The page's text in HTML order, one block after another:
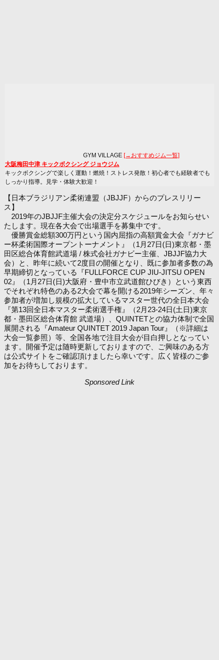
GYM VILLAGE [→おすすめジム一覧]
大阪梅田中津 キックボクシング ジョウジム
キックボクシングで楽しく運動！燃焼！ストレス発散！初心者でも経験者でも
しっかり指導。見学・体験大歓迎！
【日本ブラジリアン柔術連盟（JBJJF）からのプレスリリー
ス】
2019年のJBJJF主催大会の決定分スケジュールをお知らせい
たします。現在各大会で出場選手を募集中です。
優勝賞金総額300万円という国内屈指の高額賞金大会『ガナビ
ー杯柔術国際オープントーナメント』（1月27日(日)東京都・墨
田区総合体育館武道場 / 株式会社ガナビー主催、JBJJF協力大
会）と、昨年に続いて2度目の開催となり、既に参加者多数の為
早期締切となっている『FULLFORCE CUP JIU-JITSU OPEN
02』（1月27日(日)大阪府・豊中市立武道館ひびき）という東西
でそれぞれ特色のある2大会で幕を開ける2019年シーズン、年々
参加者が増加し規模の拡大しているマスター世代の全日本大会
『第13回全日本マスター柔術選手権』（2月23-24日(土日)東京
都・墨田区総合体育館 武道場）、QUINTETとの協力体制で全国
展開される『Amateur QUINTET 2019 Japan Tour』（※詳細は
大会一覧参照）等、全国各地で注目大会が目白押しとなってい
ます。開催予定は随時更新しておりますので、ご興味のある方
は公式サイトをご確認頂けましたら幸いです。広く皆様のご参
加をお待ちしております。
Sponsored Link